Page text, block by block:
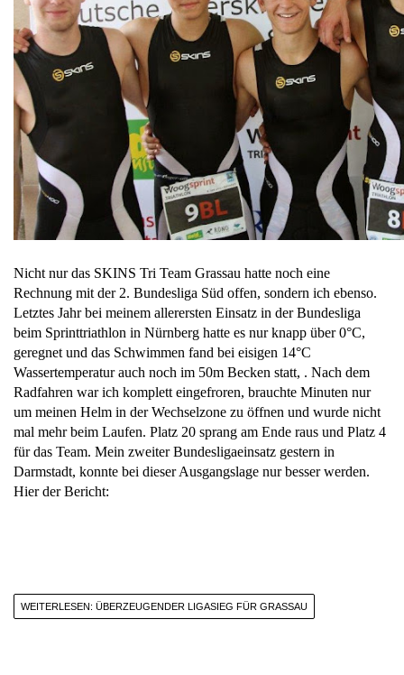
Nicht nur das SKINS Tri Team Grassau hatte noch eine
Rechnung mit der 2. Bundesliga Süd offen, sondern ich ebenso.
Letztes Jahr bei meinem allerersten Einsatz in der Bundesliga
beim Sprinttriathlon in Nürnberg hatte es nur knapp über 0°C,
geregnet und das Schwimmen fand bei eisigen 14°C
Wassertemperatur auch noch im 50m Becken statt, . Nach dem
Radfahren war ich komplett eingefroren, brauchte Minuten nur
um meinen Helm in der Wechselzone zu öffnen und wurde nicht
mal mehr beim Laufen. Platz 20 sprang am Ende raus und Platz 4
für das Team. Mein zweiter Bundesligaeinsatz gestern in
Darmstadt, konnte bei dieser Ausgangslage nur besser werden.
Hier der Bericht:
WEITERLESEN: ÜBERZEUGENDER LIGASIEG FÜR GRASSAU